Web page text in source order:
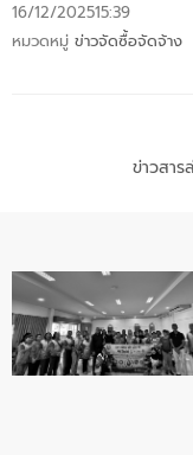
16/12/202515:39
หมวดหมู่ ข่าวจัดซื้อจัดจ้าง
ข่าวสาร